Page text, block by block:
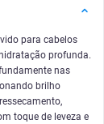
para cabelos
profunda.
nas
brilho
toque de leveza e